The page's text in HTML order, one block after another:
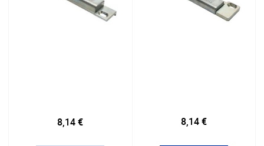
8,14 € 8,14 €